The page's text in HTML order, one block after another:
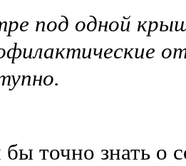
под одной
точно знать о